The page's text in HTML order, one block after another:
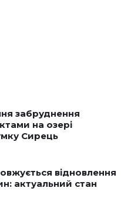
забруднення
на озері
Сирець
відновлення
актуальний стан